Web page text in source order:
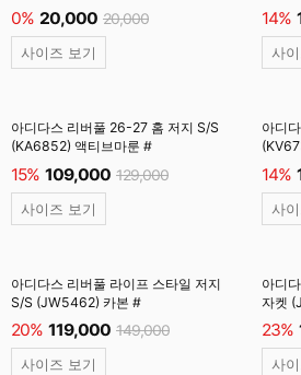
0% 20,000 20,000
사이즈 보기
14%
사
아디다스 리버풀 26-27 홈 저지 S/S
(KA6852) 액티브마룬 #
15% 109,000 129,000
사이즈 보기
아디
14%
사
아디다스 리버풀 라이프 스타일 저지
S/S (JW5462) 카본 #
20% 119,000 149,000
사이즈 보기
아디
자켓
23%
사